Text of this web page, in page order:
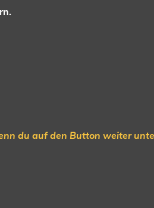
du auf den Button weiter